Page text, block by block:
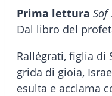
Prima lettura Sof
Dal libro del
Rallégrati, figlia di
grida di gioia,
esulta e acclama